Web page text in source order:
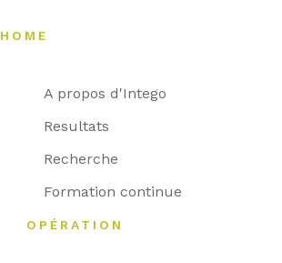
HOME
A propos d'Intego
Resultats
Recherche
Formation continue
OPÉRATION